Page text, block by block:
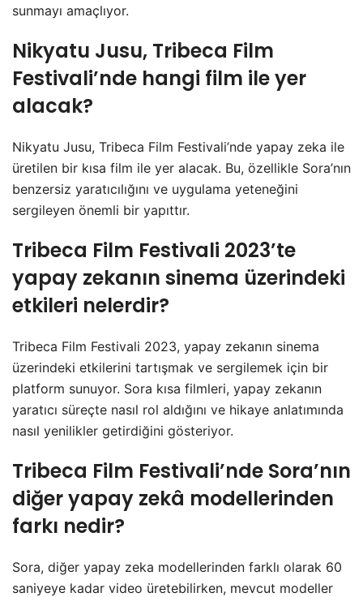
sunmayı amaçlıyor.
Nikyatu Jusu, Tribeca Film
Festivali’nde hangi film ile yer
alacak?
Nikyatu Jusu, Tribeca Film Festivali’nde yapay zeka ile
üretilen bir kısa film ile yer alacak. Bu, özellikle Sora’nın
benzersiz yaratıcılığını ve uygulama yeteneğini
sergileyen önemli bir yapıttır.
Tribeca Film Festivali 2023’te
yapay zekanın sinema üzerindeki
etkileri nelerdir?
Tribeca Film Festivali 2023, yapay zekanın sinema
üzerindeki etkilerini tartışmak ve sergilemek için bir
platform sunuyor. Sora kısa filmleri, yapay zekanın
yaratıcı süreçte nasıl rol aldığını ve hikaye anlatımında
nasıl yenilikler getirdiğini gösteriyor.
Tribeca Film Festivali’nde Sora’nın
diğer yapay zekâ modellerinden
farkı nedir?
Sora, diğer yapay zeka modellerinden farklı olarak 60
saniyeye kadar video üretebilirken, mevcut modeller